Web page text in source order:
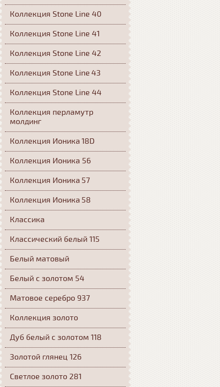
Коллекция Stone Line 40
Коллекция Stone Line 41
Коллекция Stone Line 42
Коллекция Stone Line 43
Коллекция Stone Line 44
Коллекция перламутр
молдинг
Коллекция Ионика 18D
Коллекция Ионика 56
Коллекция Ионика 57
Коллекция Ионика 58
Классика
Классический белый 115
Белый матовый
Белый с золотом 54
Матовое серебро 937
Коллекция золото
Дуб белый с золотом 118
Золотой глянец 126
Светлое золото 281